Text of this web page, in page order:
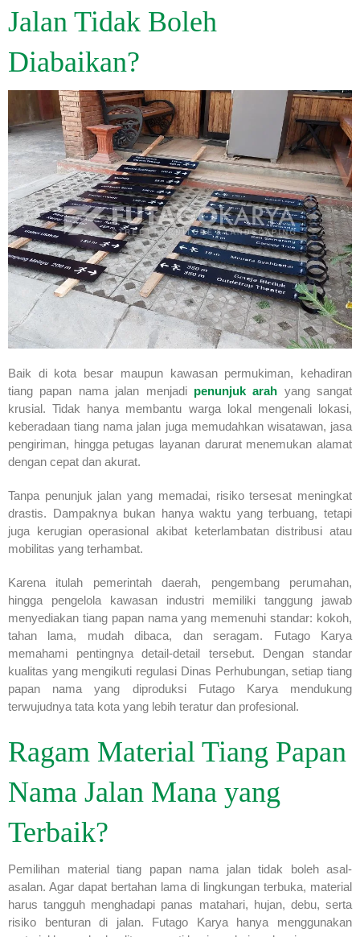
Jalan Tidak Boleh
Diabaikan?
Baik di kota besar maupun kawasan permukiman, kehadiran
tiang papan nama jalan menjadi penunjuk arah yang sangat
krusial. Tidak hanya membantu warga lokal mengenali lokasi,
keberadaan tiang nama jalan juga memudahkan wisatawan, jasa
pengiriman, hingga petugas layanan darurat menemukan alamat
dengan cepat dan akurat.
Tanpa penunjuk jalan yang memadai, risiko tersesat meningkat
drastis. Dampaknya bukan hanya waktu yang terbuang, tetapi
juga kerugian operasional akibat keterlambatan distribusi atau
mobilitas yang terhambat.
Karena itulah pemerintah daerah, pengembang perumahan,
hingga pengelola kawasan industri memiliki tanggung jawab
menyediakan tiang papan nama yang memenuhi standar: kokoh,
tahan lama, mudah dibaca, dan seragam. Futago Karya
memahami pentingnya detail-detail tersebut. Dengan standar
kualitas yang mengikuti regulasi Dinas Perhubungan, setiap tiang
papan nama yang diproduksi Futago Karya mendukung
terwujudnya tata kota yang lebih teratur dan profesional.
Ragam Material Tiang Papan
Nama Jalan Mana yang
Terbaik?
Pemilihan material tiang papan nama jalan tidak boleh asal-
asalan. Agar dapat bertahan lama di lingkungan terbuka, material
harus tangguh menghadapi panas matahari, hujan, debu, serta
risiko benturan di jalan. Futago Karya hanya menggunakan